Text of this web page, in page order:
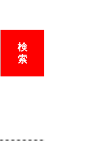
検
索